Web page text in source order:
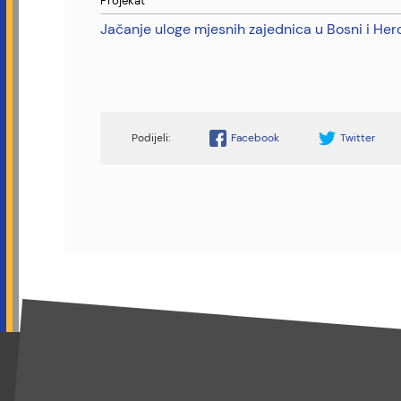
Jačanje uloge mjesnih zajednica u Bosni i
Facebook Twitter